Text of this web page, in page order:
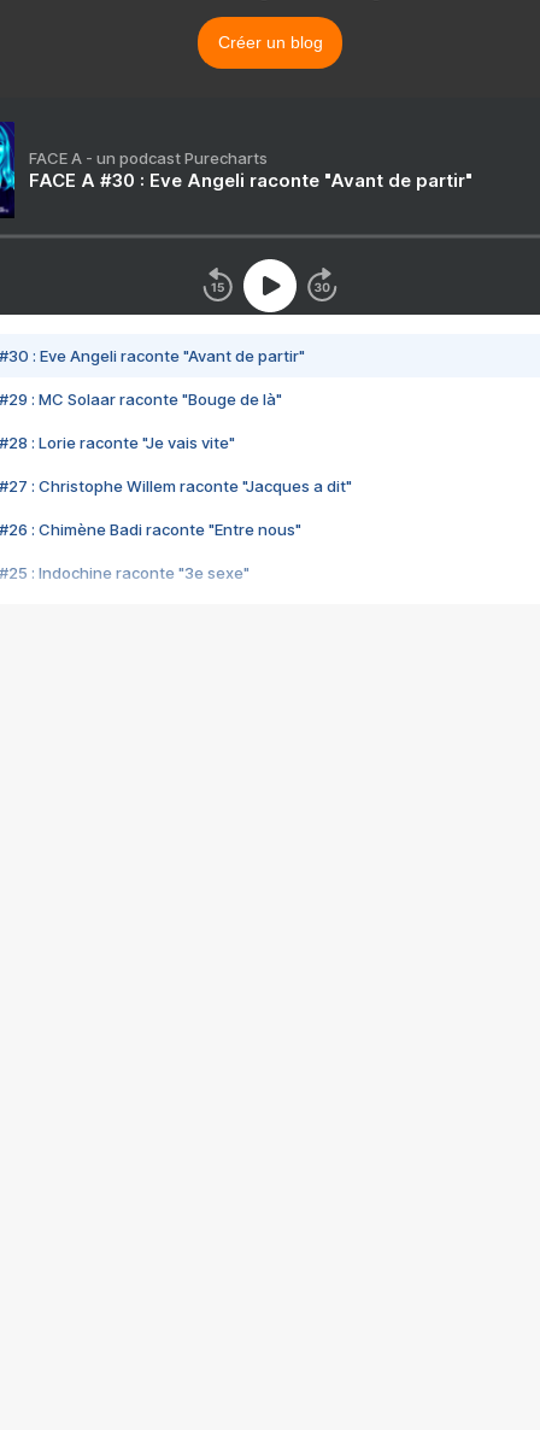
Créer un blog
FACE A - un podcast Purecharts
FACE A #30 : Eve Angeli raconte "Avant de partir"
#30 : Eve Angeli raconte "Avant de partir"
#29 : MC Solaar raconte "Bouge de là"
#28 : Lorie raconte "Je vais vite"
#27 : Christophe Willem raconte "Jacques a dit"
#26 : Chimène Badi raconte "Entre nous"
#25 : Indochine raconte "3e sexe"